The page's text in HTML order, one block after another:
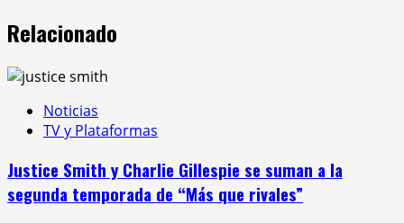
Relacionado
Noticias
TV y Plataformas
Justice Smith y Charlie Gillespie se suman a la
segunda temporada de “Más que rivales”